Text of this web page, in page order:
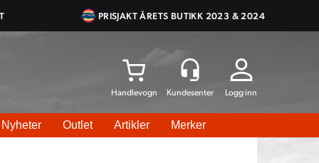
PRISJAKT ÅRETS BUTIKK 2023 & 2024
Logg inn
Nyheter Outlet Artikler Merker